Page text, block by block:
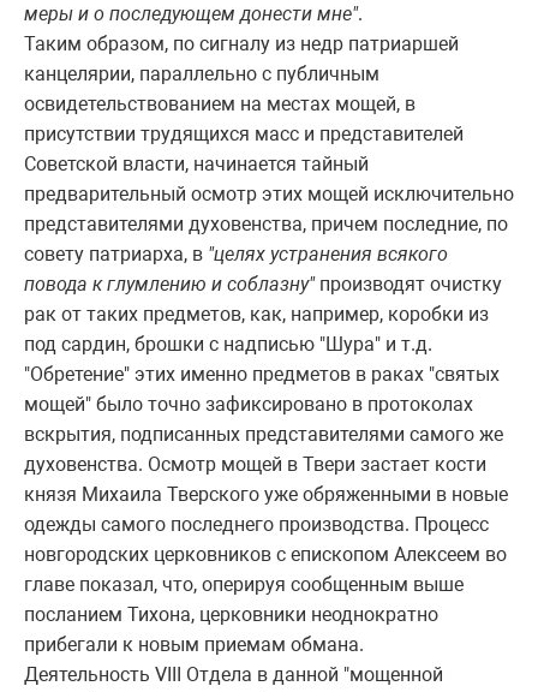
меры и о последующем донести мне".
Таким образом, по сигналу из недр патриаршей
канцелярии, параллельно с публичным
освидетельствованием на местах мощей, в
присутствии трудящихся масс и представителей
Советской власти, начинается тайный
предварительный осмотр этих мощей исключительно
представителями духовенства, причем последние, по
совету патриарха, в "целях устранения всякого
повода к глумлению и соблазну"производят очистку
рак от таких предметов, как, например, коробки из
под сардин, брошки с надписью "Шура" и т.д.
"Обретение" этих именно предметов в раках "святых
мощей" было точно зафиксировано в протоколах
вскрытия, подписанных представителями самого же
духовенства. Осмотр мощей в Твери застает кости
князя Михаила Тверского уже обряженными в новые
одежды самого последнего производства. Процесс
новгородских церковников с епископом Алексеем во
главе показал, что, оперируя сообщенным выше
посланием Тихона, церковники неоднократно
прибегали к новым приемам обмана.
Деятельность VIII Отдела в данной "мощенной